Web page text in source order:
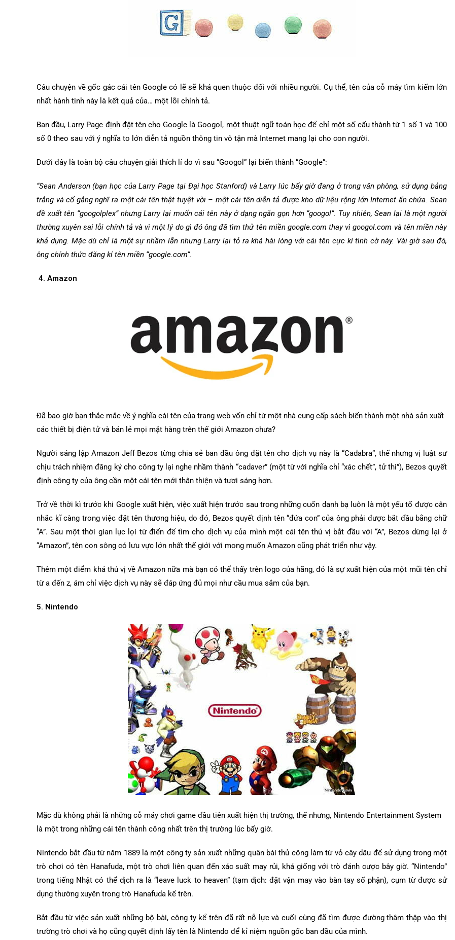
Câu chuyện về gốc gác cái tên Google có lẽ sẽ khá quen thuộc đối với nhiều người. Cụ thể, tên của cỗ máy tìm kiếm lớn
nhất hành tinh này là kết quả của… một lỗi chính tả.
Ban đầu, Larry Page định đặt tên cho Google là Googol, một thuật ngữ toán học để chỉ một số cấu thành từ 1 số 1 và 100
số 0 theo sau với ý nghĩa to lớn diễn tả nguồn thông tin vô tận mà Internet mang lại cho con người.
Dưới đây là toàn bộ câu chuyện giải thích lí do vì sau “Googol” lại biến thành “Google”:
“Sean Anderson (bạn học của Larry Page tại Đại học Stanford) và Larry lúc bấy giờ đang ở trong văn phòng, sử dụng bảng
trắng và cố gắng nghĩ ra một cái tên thật tuyệt vời – một cái tên diễn tả được kho dữ liệu rộng lớn Internet ẩn chứa. Sean
đề xuất tên “googolplex” nhưng Larry lại muốn cái tên này ở dạng ngắn gọn hơn “googol”. Tuy nhiên, Sean lại là một người
thường xuyên sai lỗi chính tả và vì một lý do gì đó ông đã tìm thử tên miền google.com thay vì googol.com và tên miền này
khả dụng. Mặc dù chỉ là một sự nhầm lẫn nhưng Larry lại tỏ ra khá hài lòng với cái tên cực kì tình cờ này. Vài giờ sau đó,
ông chính thức đăng kí tên miền “google.com”.
4. Amazon
Đã bao giờ bạn thắc mắc về ý nghĩa cái tên của trang web vốn chỉ từ một nhà cung cấp sách biến thành một nhà sản xuất
các thiết bị điện tử và bán lẻ mọi mặt hàng trên thế giới Amazon chưa?
Người sáng lập Amazon Jeff Bezos từng chia sẻ ban đầu ông đặt tên cho dịch vụ này là “Cadabra”, thế nhưng vị luật sư
chịu trách nhiệm đăng ký cho công ty lại nghe nhầm thành “cadaver” (một từ với nghĩa chỉ “xác chết”, tử thi”), Bezos quyết
định công ty của ông cần một cái tên mới thân thiện và tươi sáng hơn.
Trở về thời kì trước khi Google xuất hiện, việc xuất hiện trước sau trong những cuốn danh bạ luôn là một yếu tố được cân
nhắc kĩ càng trong việc đặt tên thương hiệu, do đó, Bezos quyết định tên “đứa con” của ông phải được bắt đầu bằng chữ
“A”. Sau một thời gian lục lọi từ điển để tìm cho dịch vụ của mình một cái tên thú vị bắt đầu với “A”, Bezos dừng lại ở
“Amazon”, tên con sông có lưu vực lớn nhất thế giới với mong muốn Amazon cũng phát triển như vậy.
Thêm một điểm khá thú vị về Amazon nữa mà bạn có thể thấy trên logo của hãng, đó là sự xuất hiện của một mũi tên chỉ
từ a đến z, ám chỉ việc dịch vụ này sẽ đáp ứng đủ mọi như cầu mua sắm của bạn.
5. Nintendo
Mặc dù không phải là những cỗ máy chơi game đầu tiên xuất hiện thị trường, thế nhưng, Nintendo Entertainment System
là một trong những cái tên thành công nhất trên thị trường lúc bấy giờ.
Nintendo bắt đầu từ năm 1889 là một công ty sản xuất những quân bài thủ công làm từ vỏ cây dâu để sử dụng trong một
trò chơi có tên Hanafuda, một trò chơi liên quan đến xác suất may rủi, khá giống với trò đánh cược bây giờ. “Nintendo”
trong tiếng Nhật có thể dịch ra là “leave luck to heaven” (tạm dịch: đặt vận may vào bàn tay số phận), cụm từ được sử
dụng thường xuyên trong trò Hanafuda kể trên.
Bắt đầu từ việc sản xuất những bộ bài, công ty kể trên đã rất nỗ lực và cuối cùng đã tìm được đường thâm thập vào thị
trường trò chơi và họ cũng quyết định lấy tên là Nintendo để kỉ niệm nguồn gốc ban đầu của mình.